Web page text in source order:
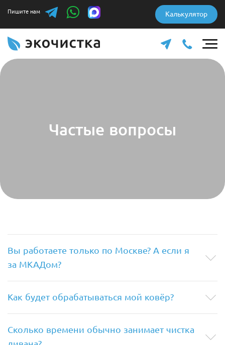
Пишите нам Калькулятор
Частые вопросы
Вы работаете только по Москве? А если я
за МКАДом?
Как будет обрабатываться мой ковёр?
Сколько времени обычно занимает чистка